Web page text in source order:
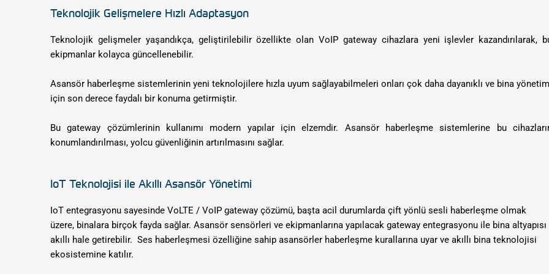
Teknolojik Gelişmelere Hızlı Adaptasyon
Teknolojik gelişmeler yaşandıkça, geliştirilebilir özellikte olan VoIP gateway cihazlara yeni işlevler kazandırılarak,
ekipmanlar kolayca güncellenebilir.
Asansör haberleşme sistemlerinin yeni teknolojilere hızla uyum sağlayabilmeleri onları çok daha dayanıklı ve bina
için son derece faydalı bir konuma getirmiştir.
Bu gateway çözümlerinin kullanımı modern yapılar için elzemdir. Asansör haberleşme sistemlerine bu
konumlandırılması, yolcu güvenliğinin artırılmasını sağlar.
IoT Teknolojisi ile Akıllı Asansör Yönetimi
IoT entegrasyonu sayesinde VoLTE / VoIP gateway çözümü, başta acil durumlarda çift yönlü sesli haberleşme olmak
üzere, binalara birçok fayda sağlar. Asansör sensörleri ve ekipmanlarına yapılacak gateway entegrasyonu ile bina altyapısı
akıllı hale getirebilir. Ses haberleşmesi özelliğine sahip asansörler haberleşme kurallarına uyar ve akıllı bina teknolojisi
ekosistemine katılır.